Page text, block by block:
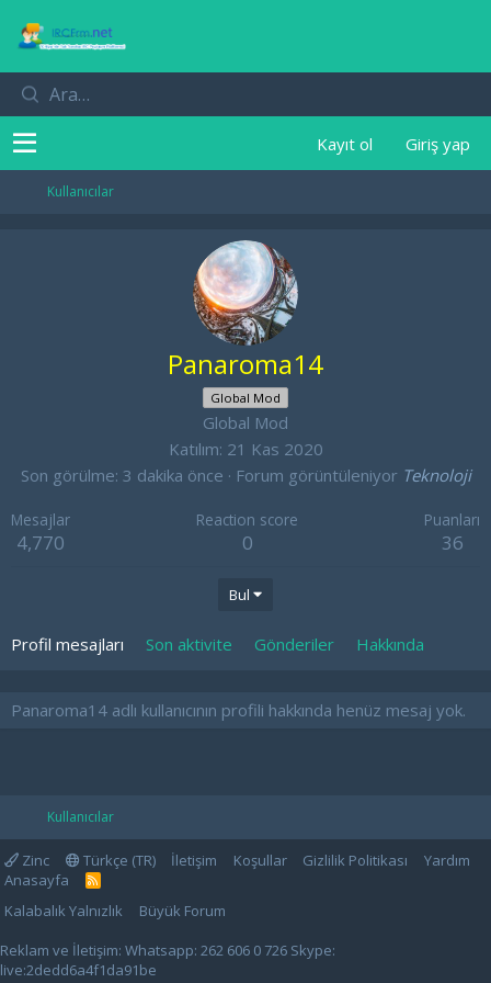
Kayıt ol Giriş yap
Kullanıcılar
Panaroma14
Global Mod
Global Mod
Katılım 21 Kas 2020
Son görülme 3 dakika önce · Forum görüntüleniyor Teknoloji
Mesajlar
4,770
Reaction score
0
Puanları
36
Bul
Profil mesajları Son aktivite Gönderiler Hakkında
Panaroma14 adlı kullanıcının profili hakkında henüz mesaj yok.
Kullanıcılar
Zinc Türkçe (TR) İletişim Koşullar Gizlilik Politikası
Yardım
Anasayfa
R
S
Kalabalık Yalnızlık
Büyük Forum
Reklam ve İletişim: Whatsapp: 262 606 0 726 Skype:
live:2dedd6a4f1da91be